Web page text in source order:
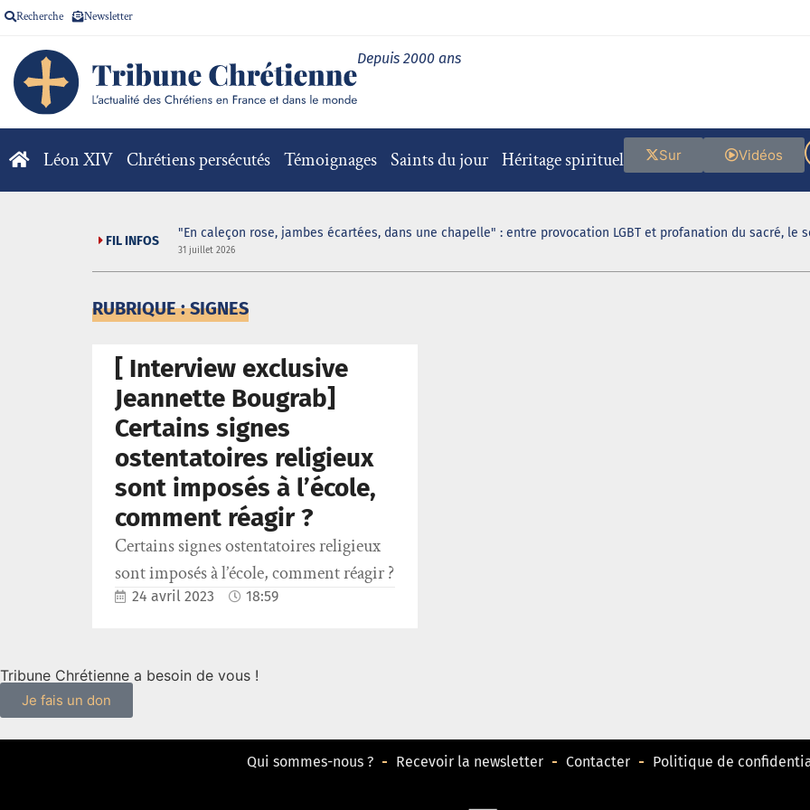
Recherche Newsletter
Depuis 2000 ans
Léon XIV Chrétiens persécutés Témoignages Saints du jour Héritage spirituel Vidéos
Sur
FIL INFOS "En caleçon rose, jambes écartées, dans une chapelle" : entre provocation LGBT et profanation du sacré, le
31 juillet 2026
RUBRIQUE : SIGNES
[ Interview exclusive
Jeannette Bougrab]
Certains signes
ostentatoires religieux
sont imposés à l’école,
comment réagir ?
Certains signes ostentatoires religieux
sont imposés à l’école, comment réagir ?
24 avril 2023 18:59
Tribune Chrétienne a besoin de vous !
Je fais un don
Qui sommes-nous ? Recevoir la newsletter Contacter Politique de